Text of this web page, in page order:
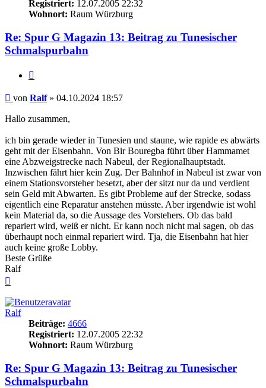
Registriert: 12.07.2005 22:32
Wohnort: Raum Würzburg
Re: Spur G Magazin 13: Beitrag zu Tunesischer
Schmalspurbahn
Beitrag
von Ralf» 04.10.2024 18:57
Hallo zusammen,
ich bin gerade wieder in Tunesien und staune, wie rapide es abwärts
geht mit der Eisenbahn. Von Bir Bouregba führt über Hammamet
eine Abzweigstrecke nach Nabeul, der Regionalhauptstadt.
Inzwischen fährt hier kein Zug. Der Bahnhof in Nabeul ist zwar von
einem Stationsvorsteher besetzt, aber der sitzt nur da und verdient
sein Geld mit Abwarten. Es gibt Probleme auf der Strecke, sodass
eigentlich eine Reparatur anstehen müsste. Aber irgendwie ist wohl
kein Material da, so die Aussage des Vorstehers. Ob das bald
repariert wird, weiß er nicht. Er kann noch nicht mal sagen, ob das
überhaupt noch einmal repariert wird. Tja, die Eisenbahn hat hier
auch keine große Lobby.
Beste Grüße
Ralf
Ralf
Beiträge: 4666
Registriert: 12.07.2005 22:32
Wohnort: Raum Würzburg
Re: Spur G Magazin 13: Beitrag zu Tunesischer
Schmalspurbahn